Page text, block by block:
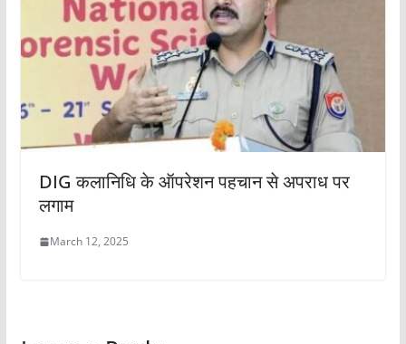
DIG कलानिधि के ऑपरेशन पहचान से अपराध पर
लगाम
March 12, 2025